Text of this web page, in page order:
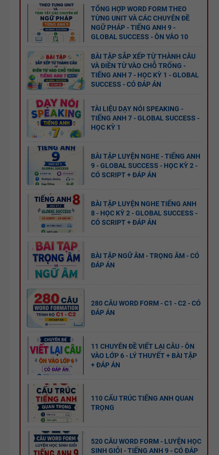
ĐÁP ÁN
11 CHUYÊN
ĐỀ VIẾT LẠI
CÂU - ÔN
VÀO LỚP 6
- LÝ
BÀI TẬP +
ĐÁP ÁN
TỪ VỰNG
VÀ NGỮ
6 - HỌC KỲ
1 - FILE
ẢNH MINH
HỌA
WORD
FORM -
TIẾNG ANH
GLOBAL
THEO TỪNG
10 -
GLOBAL
CÓ ĐÁP ÁN
BẢNG
WORD
8 - GLOBAL
UNIT - HỌC
KỲ 1 - CÓ
FORM
TỔNG HỢP WORD FORM THEO
TỪNG UNIT VÀ CÁC CHUYÊN ĐỀ
NGỮ PHÁP - TIẾNG ANH 9 -
GLOBAL SUCCESS - ÔN VÀO 10
BÀI TẬP SẮP XẾP TỪ THÀNH CÂU
VÀ ĐIỀN TỪ VÀO CHỖ TRỐNG -
TIẾNG ANH 7 - HỌC KỲ 1 - GLOBAL
SUCCESS - CÓ ĐÁP ÁN
TÀI LIỆU DẠY NÓI SPEAKING -
TIẾNG ANH 7 - GLOBAL SUCCESS -
HỌC KỲ 1
BÀI TẬP LUYỆN NGHE - TIẾNG ANH
9 - GLOBAL SUCCESS - HỌC KỲ 2 -
CÓ SCRIPT + ĐÁP ÁN
BÀI TẬP LUYỆN NGHE TIẾNG ANH
8 - HỌC KỲ 2 - GLOBAL SUCCESS -
CÓ SCRIPT + ĐÁP ÁN
BÀI TẬP NGỮ ÂM - TRỌNG ÂM - CÓ
ĐÁP ÁN
280 CÂU WORD FORM - C1 - C2 - CÓ
ĐÁP ÁN
11 CHUYÊN ĐỀ VIẾT LẠI CÂU - ÔN
VÀO LỚP 6 - LÝ THUYẾT + BÀI TẬP
+ ĐÁP ÁN
110 CẤU TRÚC TIẾNG ANH QUAN
TRỌNG
520 CÂU WORD FORM - LUYỆN HỌC
SINH GIỎI - TIẾNG ANH 9 - CÓ ĐÁP